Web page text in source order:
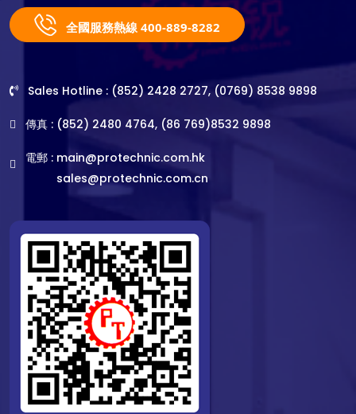
全國服務熱線 400-889-8282
Sales Hotline : (852) 2428 2727, (0769) 8538 9898
傳真 : (852) 2480 4764, (86 769)8532 9898
電郵 : main@protechnic.com.hk
sales@protechnic.com.cn